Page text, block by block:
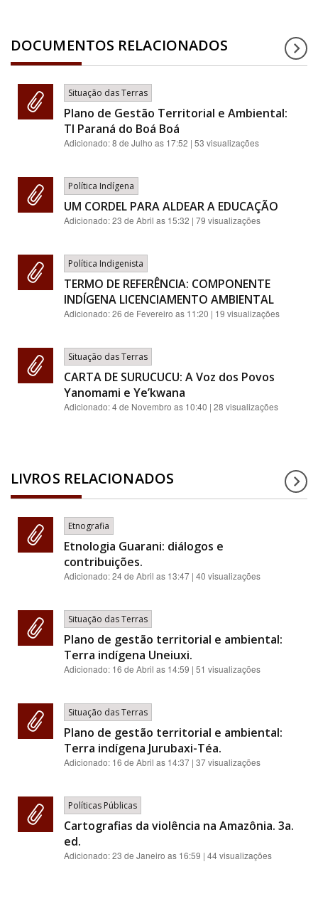
DOCUMENTOS RELACIONADOS
Situação das Terras
Plano de Gestão Territorial e Ambiental:
TI Paraná do Boá Boá
Adicionado:8 de Julho as 17:52 | 53 visualizações
Política Indígena
UM CORDEL PARA ALDEAR A EDUCAÇÃO
Adicionado:23 de Abril as 15:32 | 79 visualizações
Política Indigenista
TERMO DE REFERÊNCIA: COMPONENTE
INDÍGENA LICENCIAMENTO AMBIENTAL
Adicionado:26 de Fevereiro as 11:20 | 19 visualizações
Situação das Terras
CARTA DE SURUCUCU: A Voz dos Povos
Yanomami e Ye’kwana
Adicionado:4 de Novembro as 10:40 | 28 visualizações
LIVROS RELACIONADOS
Etnografia
Etnologia Guarani: diálogos e
contribuições.
Adicionado:24 de Abril as 13:47 | 40 visualizações
Situação das Terras
Plano de gestão territorial e ambiental:
Terra indígena Uneiuxi.
Adicionado: 16 de Abril as 14:59 | 51 visualizações
Situação das Terras
Plano de gestão territorial e ambiental:
Terra indígena Jurubaxi-Téa.
Adicionado: 16 de Abril as 14:37 | 37 visualizações
Políticas Públicas
Cartografias da violência na Amazônia. 3a.
ed.
Adicionado:23 de Janeiro as 16:59 | 44 visualizações